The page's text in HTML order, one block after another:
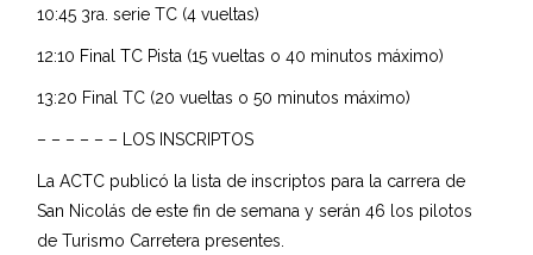
10:45 3ra. serie TC (4 vueltas)
12:10 Final TC Pista (15 vueltas o 40 minutos máximo)
13:20 Final TC (20 vueltas o 50 minutos máximo)
– – – – – – LOS INSCRIPTOS
La ACTC publicó la lista de inscriptos para la carrera de
San Nicolás de este fin de semana y serán 46 los pilotos
de Turismo Carretera presentes.